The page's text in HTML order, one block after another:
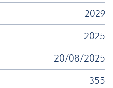
2029
2025
20/08/2025
355